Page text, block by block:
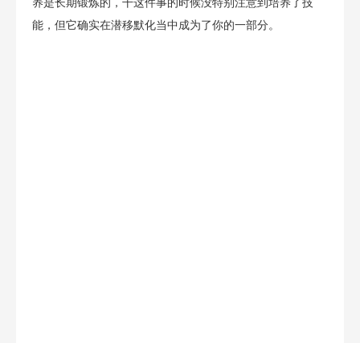
能，但它确实在潜移默化当中成为了你的一部分。